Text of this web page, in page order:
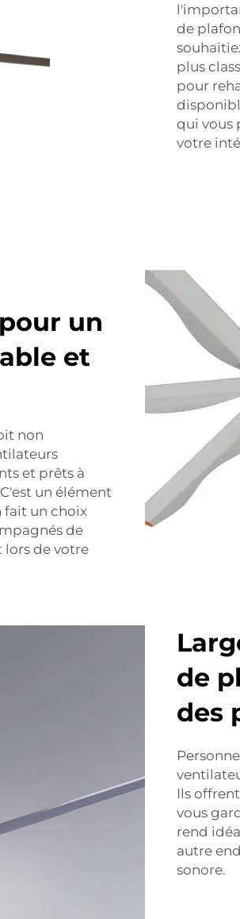
de
plus
pour
qui vous
votre
un
et
non
et prêts à
un élément
fait un choix
de
de votre
de
des
Ils
vous
rend
autre
sonore.